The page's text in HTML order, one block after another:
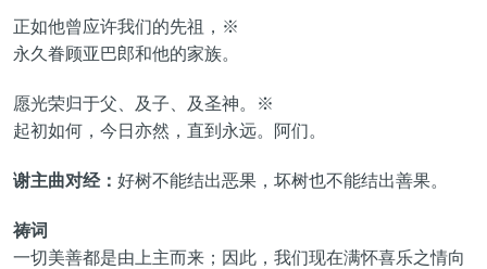
正如他曾应许我们的先祖，※
永久眷顾亚巴郎和他的家族。
愿光荣归于父、及子、及圣神。※
起初如何，今日亦然，直到永远。阿们。
谢主曲对经： 好树不能结出恶果，坏树也不能结出善果。
祷词
一切美善都是由上主而来；因此，我们现在满怀喜乐之情向